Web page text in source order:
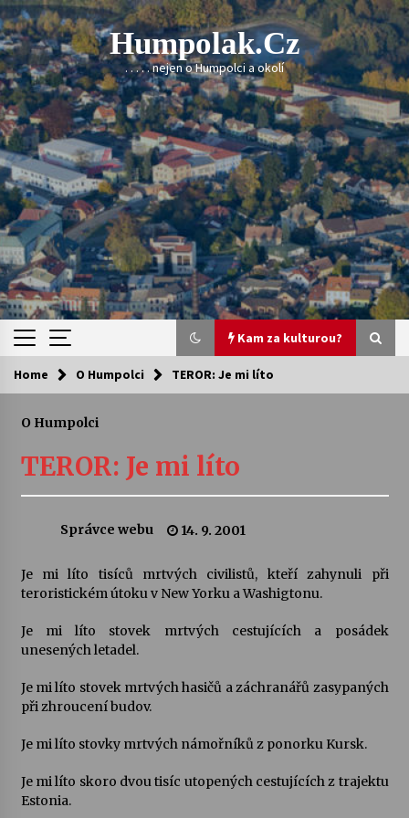
Skip
to
content
Humpolak.cz
. . . . . nejen o Humpolci a okolí
Kam za kulturou?
Kam za kulturou?
Sukuba Ensemble
4. 8. 2026
Vernisáž výstavy Josefíny Duškové: Stávám se
kapkou
30. 7. 2026
Pozvánka na integrační festival Quijotova
šedesátka: 28. 7.–1. 8. 2026
Letní koncerty ve Stromovce: Kolchoz a
Jenakaši
Home O Humpolci TEROR: Je mi líto
O Humpolci
TEROR: Je mi líto
Správce webu 14. 9. 2001
Je mi líto tisíců mrtvých civilistů, kteří zahynuli při
teroristickém útoku v New Yorku a Washigtonu.
Je mi líto stovek mrtvých cestujících a posádek
unesených letadel.
Je mi líto stovek mrtvých hasičů a záchranářů zasypaných
při zhroucení budov.
Je mi líto stovky mrtvých námořníků z ponorku Kursk.
Je mi líto skoro dvou tisíc utopených cestujících z trajektu
Estonia.